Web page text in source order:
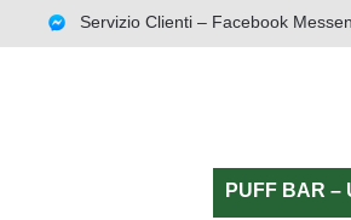
Servizio Clienti – Facebook
PUFF BAR –